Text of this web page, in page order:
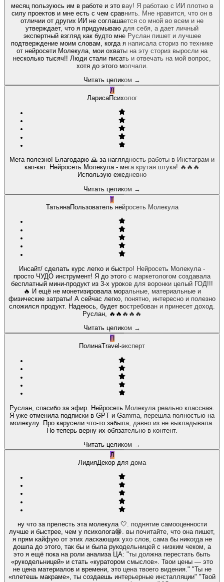
месяц пользуюсь им в работе и это вау! Я работаю с ИИ плотно в
силу проектов и мне есть с чем сравнить. Мне нравится, что он в
отличии от других ИИ не соглашается со мной во всем и не
утверждает, что я придумываю для себя, а дает личный
экспертный взгляд как будто мне Руслан пишет и лучшее
подтверждение моим словам, когда я написала сториз по технике
от нейросети Молекула, мои охваты на эту сториз выросли на
несколько тысяч!! Люди стали писать и отвечать на мой вопрос,
хотя до этого молчали.
Читать целиком →
Л
ЛарисаПсихолог
Мега полезно! Благодарю 🙏 за наглядность работы в Инстаграм и
кап-кат. Нейросеть Молекула - мега крутая штука! 🔥🔥🔥
Использую ежедневно
Читать целиком →
Т
ТатьянаПользователь нейросеть Молекула
Инсайт/ сделать курс легко и быстро! Нейросеть Молекула -
просто ЧУДО инструмент! Я до этого с маркетологом создавала
бесплатный мини-продукт из 3-х уроков для воронки целый ГОД!!!
🔥 И ещё не монетизировала моральные, материальные и
физические затраты! А сейчас легко, понятно, интересно и полезно
сложился продукт. Надеюсь, будет востребован и принесет доход.
Руслан, 🔥🔥🔥🔥🔥
Читать целиком →
П
ПолинаTravel-эксперт
Руслан, спасибо за эфир. Нейросеть Молекула реально классная.
Я уже отменила подписки в GPT и Gamma, перешла полностью на
молекулу. Про карусели что-то забыла, давно из не выкладывала.
Но теперь верну их обязательно в контент.
Читать целиком →
Л
ЛидияДекор для дома
ну что за прелесть эта молекула 🤍. поднятие самооценности
лучше и быстрее, чем у психолога😁. вы почитайте, что она пишет,
я прям кайфую от этих ласкающих ухо слов, сама бы никогда не
дошла до этого, так бы и была рукодельницей с низким чеком, а
это я ещё пока на роли анализа ЦА: "ты должна перестать быть
«рукодельницей» и стать «куратором смыслов». Твои цены — это
не цена материалов и времени, это цена твоего видения." "Ты не
«плетешь макраме», ты создаешь интерьерные инсталляции" "Твой